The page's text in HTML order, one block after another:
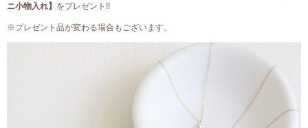
ニ小物入れ】 をプレゼント!!
※プレゼント品が変わる場合もございます。